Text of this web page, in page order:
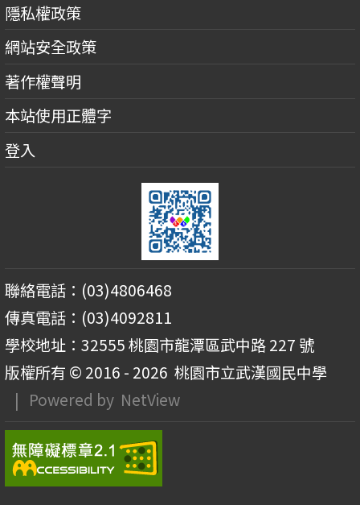
隱私權政策
網站安全政策
著作權聲明
本站使用正體字
登入
聯絡電話：(03)4806468
傳真電話：(03)4092811
學校地址：32555 桃園市龍潭區武中路 227 號
版權所有 © 2016 - 2026 桃園市立武漢國民中學
| Powered by NetView